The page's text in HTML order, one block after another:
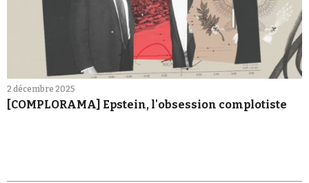
2 décembre 2025
[COMPLORAMA] Epstein, l'obsession complotiste